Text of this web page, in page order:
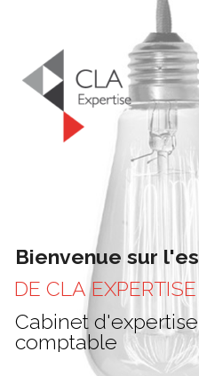
Bienvenue sur l'es
DE CL A EXPERTISE
Cabinet d'expertise
comptable